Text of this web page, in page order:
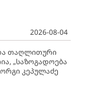
2026-08-04
თაღლითური
„საზოგადოება
კეპულაძე